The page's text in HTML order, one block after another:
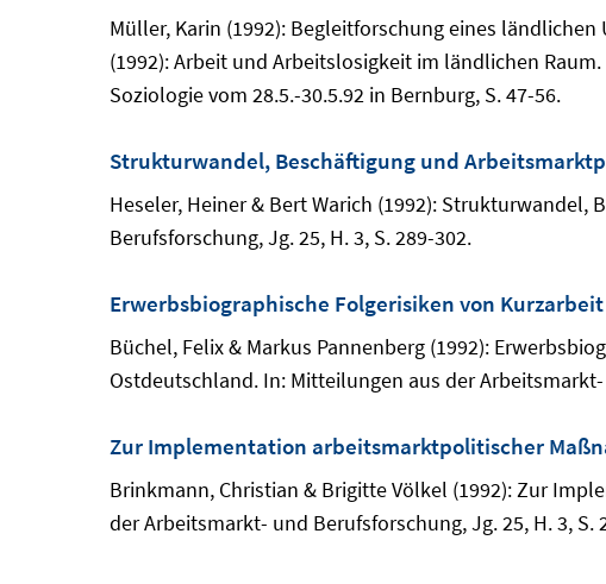
Müller, Karin (1992): Begleitforschung eines
(1992): Arbeit und Arbeitslosigkeit im ländlichen
Soziologie vom 28.5.-30.5.92 in Bernburg, S. 47-56.
Strukturwandel, Beschäftigung und
Heseler, Heiner & Bert Warich (1992):
Berufsforschung, Jg. 25, H. 3, S. 289-302.
Erwerbsbiographische Folgerisiken von
Büchel, Felix & Markus Pannenberg (1992):
Ostdeutschland. In: Mitteilungen aus der
Zur Implementation arbeitsmarktpolitischer
Brinkmann, Christian & Brigitte Völkel (1992): Zur
der Arbeitsmarkt- und Berufsforschung, Jg. 25, H. 3, S.